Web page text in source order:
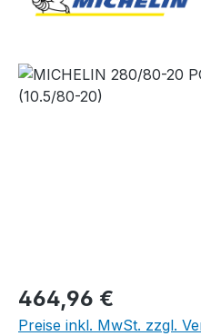
Bildergalerie überspringen
Regulärer Preis:
464,96 €
Preise inkl. MwSt. zzgl.